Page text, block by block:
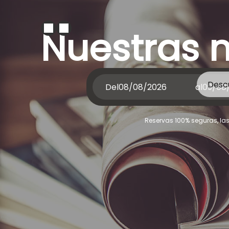
Nuestras
Del al
Reservas 100% seguras,